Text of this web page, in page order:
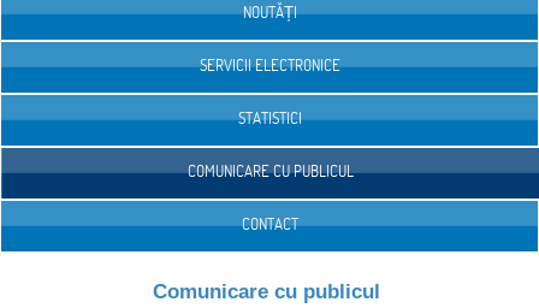
NOUTĂȚI
SERVICII ELECTRONICE
STATISTICI
COMUNICARE CU PUBLICUL
CONTACT
Comunicare cu publicul